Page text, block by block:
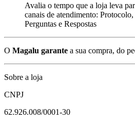
Avalia o tempo que a loja leva
canais de atendimento:
Perguntas e Respostas
O Magalu garante a sua compra, do
Sobre a loja
CNPJ
62.926.008/0001-30